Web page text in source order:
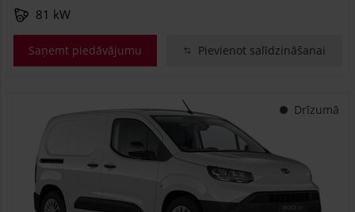
81 kW
Saņemt piedāvājumu Pievienot salīdzināšanai
Drīzumā